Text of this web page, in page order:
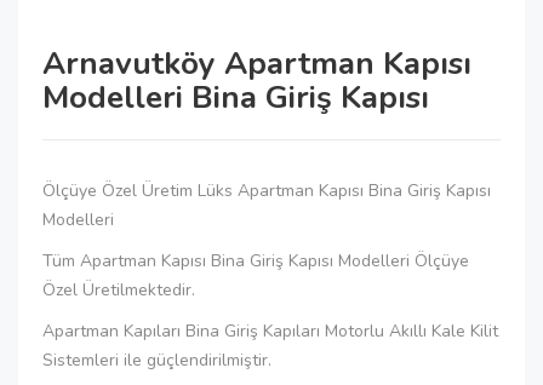
Arnavutköy Apartman Kapısı
Modelleri Bina Giriş Kapısı
Ölçüye Özel Üretim Lüks Apartman Kapısı Bina Giriş Kapısı
Modelleri
Tüm Apartman Kapısı Bina Giriş Kapısı Modelleri Ölçüye
Özel Üretilmektedir.
Apartman Kapıları Bina Giriş Kapıları Motorlu Akıllı Kale Kilit
Sistemleri ile güçlendirilmiştir.